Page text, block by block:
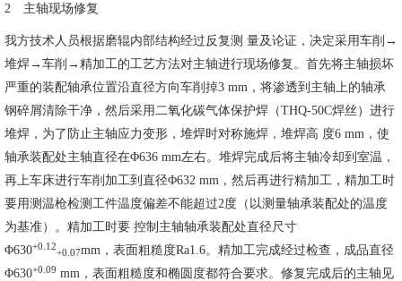
2 主轴现场修复
我方技术人员根据磨辊内部结构经过反复测 量及论证，决定采用车削→
堆焊→车削→精加工的工艺方法对主轴进行现场修复。首先将主轴损坏
严重的装配轴承位置沿直径方向车削掉3 mm，将渗透到主轴上的轴承
钢碎屑清除干净，然后采用二氧化碳气体保护焊（THQ-50C焊丝）进行
堆焊，为了防止主轴应力变形，堆焊时对称施焊，堆焊高 度6 mm，使
轴承装配处主轴直径在Φ636 mm左右。堆焊完成后将主轴冷却到室温，
再上车床进行车削加工到直径Φ632 mm，然后再进行精加工，精加工时
要用测温枪检测工件温度偏差不能超过2度（以测量轴承装配处的温度
为基准）。精加工时要 控制主轴轴承装配处直径尺寸
Φ630+0.12
+0.07mm，表面粗糙度Ra1.6。精加工完成经过检查，成品直径
Φ630+0.09 mm，表面粗糙度和椭圆度都符合要求。修复完成后的主轴见